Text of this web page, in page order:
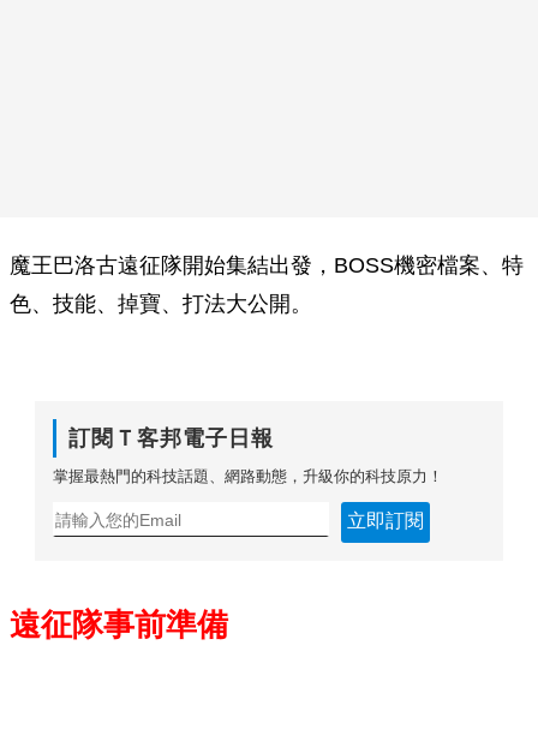
魔王巴洛古遠征隊開始集結出發，BOSS機密檔案、特
色、技能、掉寶、打法大公開。
訂閱Ｔ客邦電子日報
掌握最熱門的科技話題、網路動態，升級你的科技原力！
立即訂閱
遠征隊事前準備